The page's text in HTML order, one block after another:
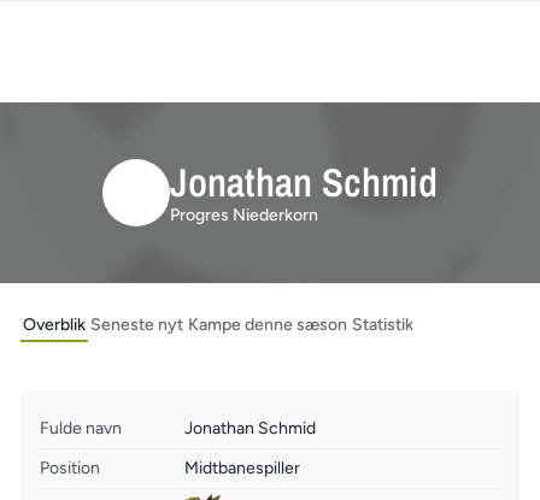
Jonathan Schmid
Progres Niederkorn
Overblik Seneste nyt Kampe denne sæson Statistik
Fulde navn
Jonathan Schmid
Position
Midtbanespiller